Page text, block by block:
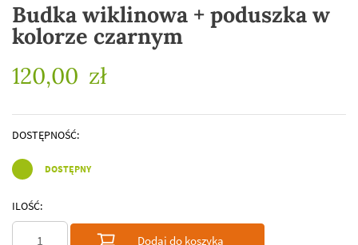
Budka wiklinowa + poduszka w
kolorze czarnym
120,00 zł
DOSTĘPNOŚĆ:
DOSTĘPNY
ILOŚĆ:
Dodaj do koszyka